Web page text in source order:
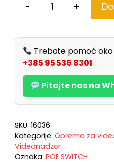
- +
Trebate pomoć
+385 95 536 8301
Pitajte nas na
SKU: 16036
Kategorije: Oprema za
Videonadzor
Oznaka: POE SWITCH